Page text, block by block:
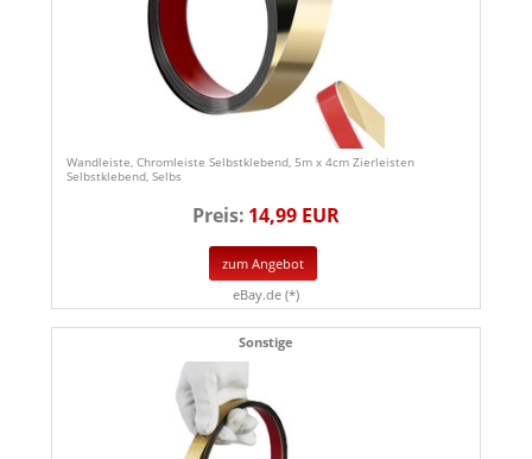
Wandleiste, Chromleiste Selbstklebend, 5m x 4cm Zierleisten
Selbstklebend, Selbs
Preis: 14,99 EUR
zum Angebot
eBay.de (*)
Sonstige